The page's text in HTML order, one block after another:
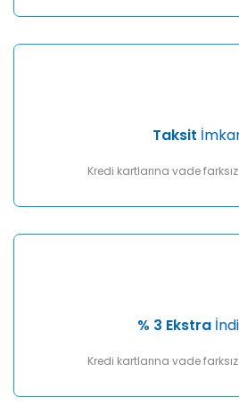
Taksit
Kredi kartlarına vade
% 3 Ekstra
Kredi kartlarına vade